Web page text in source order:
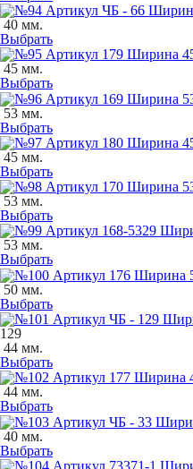
40 мм.
Выбрать
45 мм.
Выбрать
53 мм.
Выбрать
45 мм.
Выбрать
53 мм.
Выбрать
53 мм.
Выбрать
50 мм.
Выбрать
129
44 мм.
Выбрать
44 мм.
Выбрать
40 мм.
Выбрать